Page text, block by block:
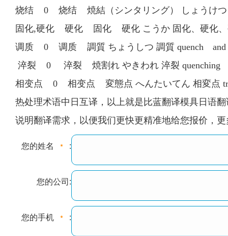
烧结 0 烧结 焼結（シンタリング） しょうけつ
固化,硬化 硬化 固化 硬化 こうか 固化、硬化
调质 0 调质 調質 ちょうしつ 調質 quench
淬裂 0 淬裂 焼割れ やきわれ 淬裂
相变点 0 相变点 変態点 へんたいてん 相変点
热处理术语中日互译，以上就是比蓝翻译模具日语
说明翻译需求，以便我们更快更精准地给您报价，更
您的姓名 :
您的公司:
您的手机 :